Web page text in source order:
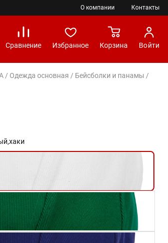
О компании Контакты
Сравнение Избранное Корзина Войти
/ Одежда основная / Бейсболки и панамы /
хаки